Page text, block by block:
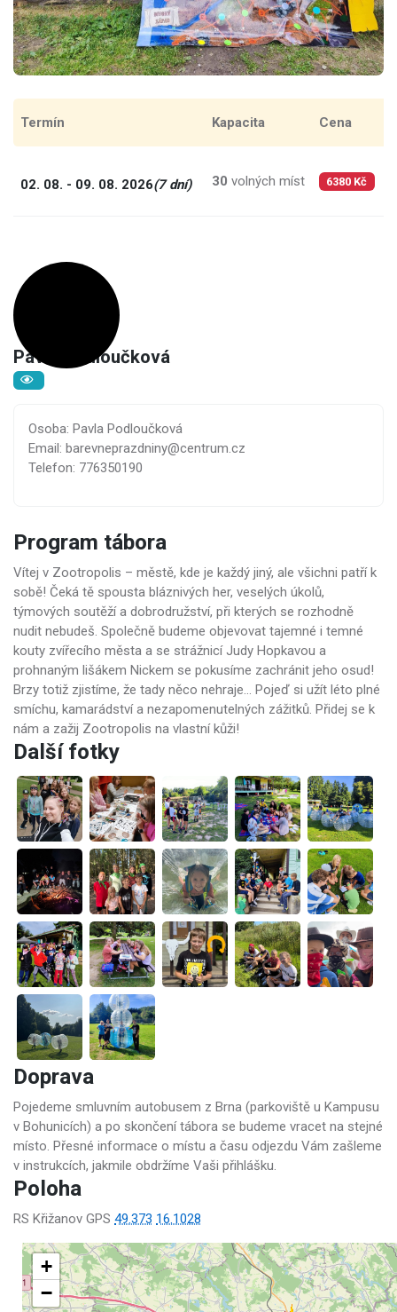
Pavla Podloučková
Osoba: Pavla Podloučková
Email: barevneprazdniny@centrum.cz
Telefon: 776350190
Termín Kapacita Cena
02. 08. - 09. 08. 2026(7 dní) 30 volných míst 6380 Kč
Program tábora
Vítej v Zootropolis – městě, kde je každý jiný, ale všichni patří k
sobě! Čeká tě spousta bláznivých her, veselých úkolů,
týmových soutěží a dobrodružství, při kterých se rozhodně
nudit nebudeš. Společně budeme objevovat tajemné i temné
kouty zvířecího města a se strážnicí Judy Hopkavou a
prohnaným lišákem Nickem se pokusíme zachránit jeho osud!
Brzy totiž zjistíme, že tady něco nehraje... Pojeď si užít léto plné
smíchu, kamarádství a nezapomenutelných zážitků. Přidej se k
nám a zažij Zootropolis na vlastní kůži!
Další fotky
Doprava
Pojedeme smluvním autobusem z Brna (parkoviště u Kampusu
v Bohunicích) a po skončení tábora se budeme vracet na stejné
místo. Přesné informace o místu a času odjezdu Vám zašleme
v instrukcích, jakmile obdržíme Vaši přihlášku.
Poloha
RS Křižanov GPS 49.373 16.1028
+
−